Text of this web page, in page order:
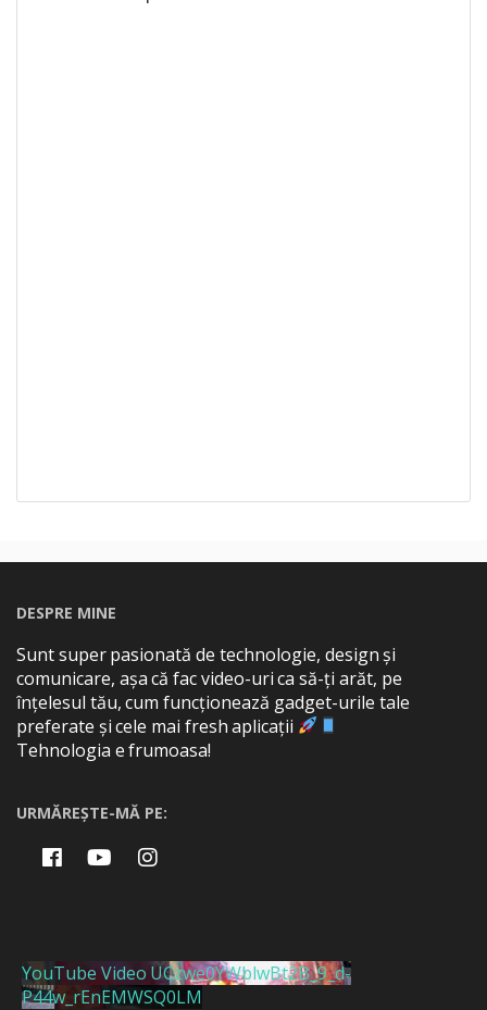
DESPRE MINE
Sunt super pasionată de technologie, design și
comunicare, așa că fac video-uri ca să-ți arăt, pe
înțelesul tău, cum funcționează gadget-urile tale
preferate și cele mai fresh aplicații
Tehnologia e frumoasa!
URMĂREȘTE-MĂ PE:
YouTube Video UCzwe0YWblwBt2B_9_d-
P44w_rEnEMWSQ0LM